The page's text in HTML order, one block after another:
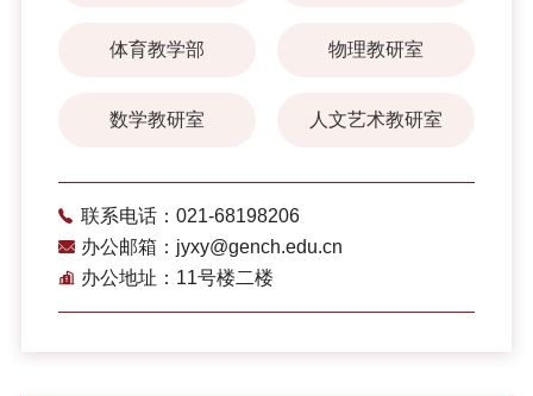
体育教学部 物理教研室
数学教研室 人文艺术教研室
联系电话：021-68198206
办公邮箱：jyxy@gench.edu.cn
办公地址：11号楼二楼